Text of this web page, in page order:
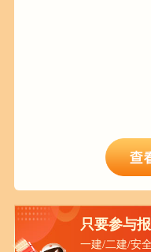
只要参与
一建/二建/安